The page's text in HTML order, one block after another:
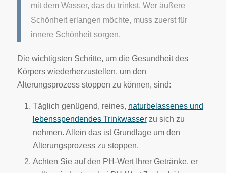
mit dem Wasser, das du trinkst. Wer äußere
Schönheit erlangen möchte, muss zuerst für
innere Schönheit sorgen.
Die wichtigsten Schritte, um die Gesundheit des
Körpers wiederherzustellen, um den
Alterungsprozess stoppen zu können, sind:
Täglich genügend, reines, naturbelassenes und
lebensspendendes Trinkwasserzu sich zu
nehmen. Allein das ist Grundlage um den
Alterungsprozess zu stoppen.
Achten Sie auf den PH-Wert Ihrer Getränke, er